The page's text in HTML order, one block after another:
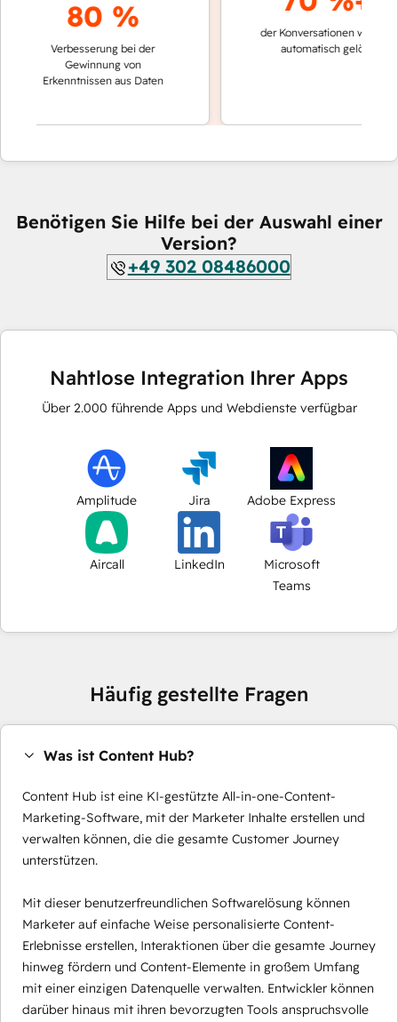
80 %
Verbesserung bei der
Gewinnung von
Erkenntnissen aus Daten
der Konversationen werden
automatisch gelöst
Benötigen Sie Hilfe bei der Auswahl einer
Version?
+49 302 08486000
Nahtlose Integration Ihrer Apps
Über 2.000 führende Apps und Webdienste verfügbar
Amplitude Jira Adobe Express
Aircall LinkedIn
Microsoft
Teams
Häufig gestellte Fragen
Was ist Content Hub?
Content Hub ist eine KI-gestützte All-in-one-Content-
Marketing-Software, mit der Marketer Inhalte erstellen und
verwalten können, die die gesamte Customer Journey
unterstützen.
Mit dieser benutzerfreundlichen Softwarelösung können
Marketer auf einfache Weise personalisierte Content-
Erlebnisse erstellen, Interaktionen über die gesamte Journey
hinweg fördern und Content-Elemente in großem Umfang
mit einer einzigen Datenquelle verwalten. Entwickler können
darüber hinaus mit ihren bevorzugten Tools anspruchsvolle